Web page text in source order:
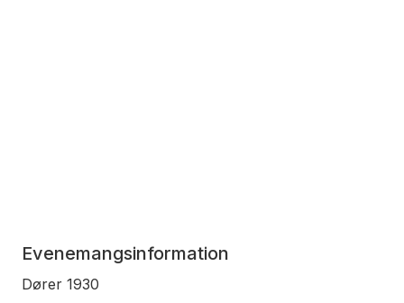
Evenemangsinformation
Dører 1930